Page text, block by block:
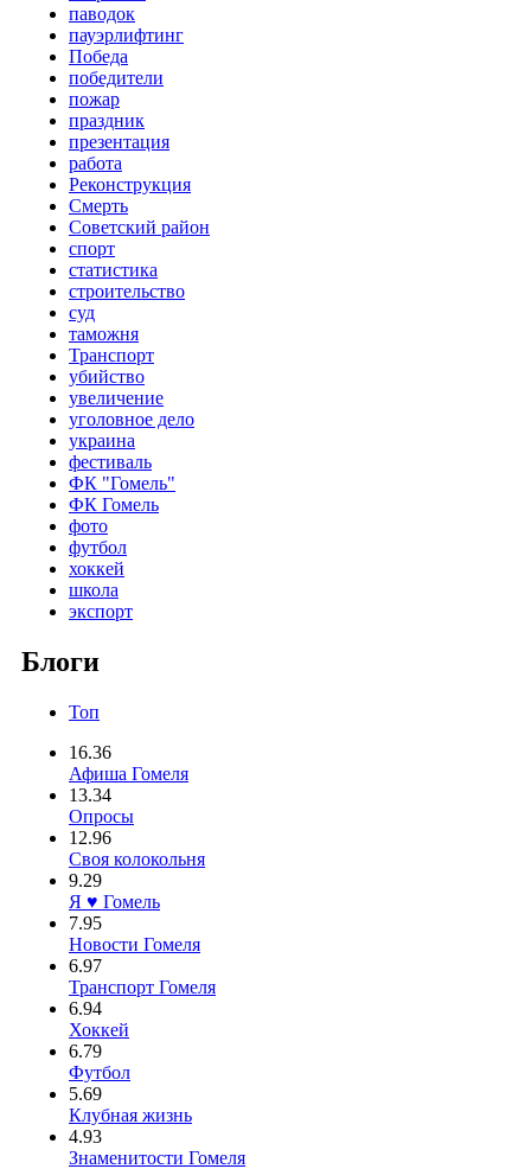
паводок
пауэрлифтинг
Победа
победители
пожар
праздник
презентация
работа
Реконструкция
Смерть
Советский район
спорт
статистика
строительство
суд
таможня
Транспорт
убийство
увеличение
уголовное дело
украина
фестиваль
ФК "Гомель"
ФК Гомель
фото
футбол
хоккей
школа
экспорт
Блоги
Топ
16.36
Афиша Гомеля
13.34
Опросы
12.96
Своя колокольня
9.29
Я ♥ Гомель
7.95
Новости Гомеля
6.97
Транспорт Гомеля
6.94
Хоккей
6.79
Футбол
5.69
Клубная жизнь
4.93
Знаменитости Гомеля